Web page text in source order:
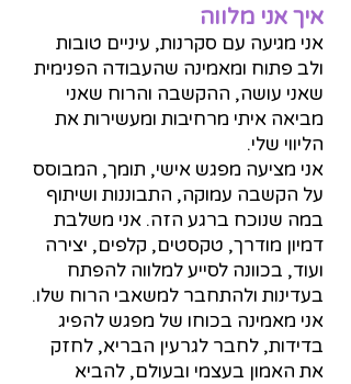
איך אני מלווה
אני מגיעה עם סקרנות, עיניים טובות
ולב פתוח ומאמינה שהעבודה הפנימית
שאני עושה, ההקשבה והרוח שאני
מביאה איתי מרחיבות ומעשירות את
הליווי שלי.
אני מציעה מפגש אישי, תומך, המבוסס
על הקשבה עמוקה, התבוננות ושיתוף
במה שנוכח ברגע הזה. אני משלבת
דמיון מודרך, טקסטים, קלפים, יצירה
ועוד, בכוונה לסייע למלווה להפתח
בעדינות ולהתחבר למשאבי הרוח שלו.
אני מאמינה בכוחו של מפגש להפיג
בדידות, לחבר לגרעין הבריא, לחזק
את האמון בעצמי ובעולם, להביא